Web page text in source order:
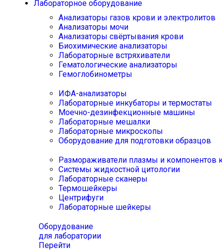
Лабораторное оборудование
Анализаторы газов крови и электролитов
Анализаторы мочи
Анализаторы свёртывания крови
Биохимические анализаторы
Лабораторные встряхиватели
Гематологические анализаторы
Гемоглобинометры
ИФА-анализаторы
Лабораторные инкубаторы и термостаты
Моечно-дезинфекционные машины
Лабораторные мешалки
Лабораторные микроскопы
Оборудование для подготовки образцов
Размораживатели плазмы и компонентов
Системы жидкостной цитологии
Лабораторные сканеры
Термошейкеры
Центрифуги
Лабораторные шейкеры
Оборудование
для лаборатории
Перейти